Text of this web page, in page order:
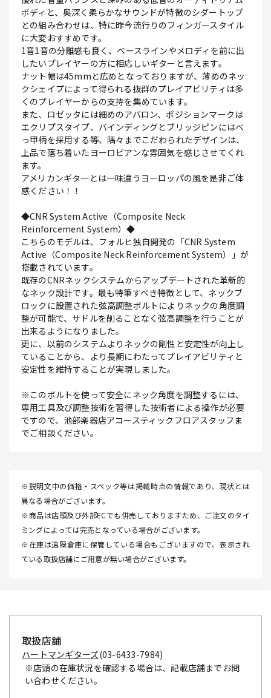
ボディと、奥深く柔らかなサウンドが特徴のシダートップ
との組み合わせは、特に昨今流行りのフィンガースタイル
に大変おすすめです。
1音1音の分離感も良く、ベースラインやメロディを前に出
したいプレイヤーの方に相応しいギターと言えます。
ナット幅は45mmと広めとなっておりますが、薄めのネッ
クシェイプによって得られる抜群のプレイアビリティは多
くのプレイヤーからの支持を集めています。
また、ロゼッタには細めのアバロン、ポジションマークは
エクリプスタイプ、バインディングとブリッジピンにはべ
っ甲柄を採用する等、隅々までこだわられたデザインは、
上品で落ち着いたヨーロピアンな雰囲気を感じさせてくれ
ます。
アメリカンギターとは一味違うヨーロッパの風を是非ご体
感ください！！
◆CNR System Active（Composite Neck
Reinforcement System）◆
こちらのモデルは、フォルヒ独自開発の「CNR System
Active（Composite Neck Reinforcement System）」が
搭載されています。
既存のCNRネックシステムからアップデートされた革新的
なネック設計です。最も特筆すべき特徴として、ネックブ
ロックに設置された弦高調整ボルトによりネックの角度調
整が可能で、サドルを削ることなく弦高調整を行うことが
出来るようになりました。
更に、以前のシステムよりネックの剛性と安定性が向上し
ていることから、より長期にわたってプレイアビリティと
安定性を維持することが実現しました。
※このボルトを使って安全にネック角度を調整するには、
専用工具及び調整技術を習得した技術者による操作が必要
ですので、池部楽器店アコースティックフロアスタッフま
でご相談ください。
※説明文中の価格・スペック等は掲載時点の情報であり、現状とは
異なる場合がございます。
※商品は店頭及び外部ECでも併売しておりますため、ご注文のタイ
ミングによっては完売となっている場合がございます。
※在庫は遠隔倉庫に保管している場合もございますので、表示され
ている取扱店舗にご用意が無い場合がございます。
取扱店舗
ハートマンギターズ(03-6433-7984)
※店頭の在庫状況を確認する場合は、記載店舗までお問
い合わせください。